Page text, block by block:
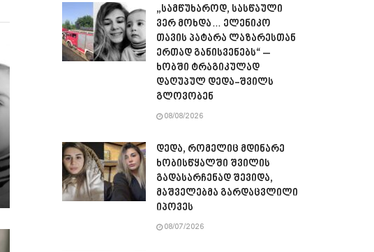
„სამწუხაროდ, სასწაული
ვერ მოხდა… ელენიკო
თავის პატარა ლაზარესთან
ერთად განისვენებს“ –
ხობში ტრაგიკულად
დაღუპულ დედა-შვილს
გლოვობენ
08/08/2026
დედა, რომელიც მდინარე
ხობისწყალში შვილის
გადასარჩენად შევიდა,
მაშველებმა გარდაცვლილი
იპოვეს
08/07/2026